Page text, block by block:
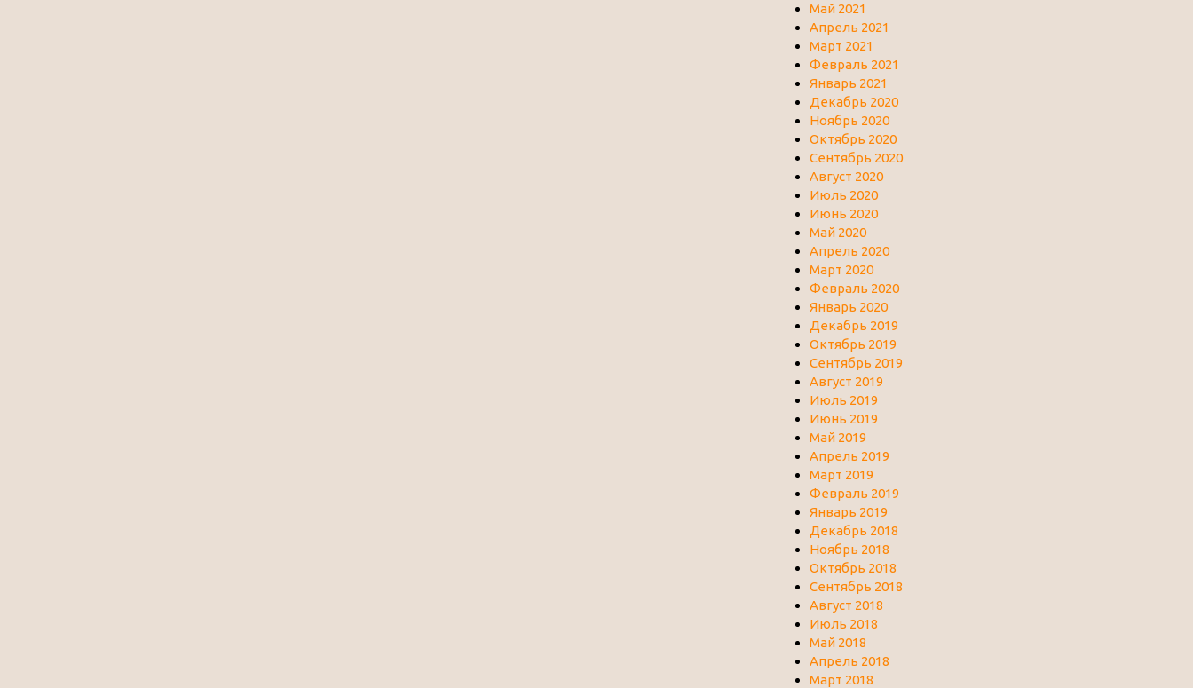
Май 2021
Апрель 2021
Март 2021
Февраль 2021
Январь 2021
Декабрь 2020
Ноябрь 2020
Октябрь 2020
Сентябрь 2020
Август 2020
Июль 2020
Июнь 2020
Май 2020
Апрель 2020
Март 2020
Февраль 2020
Январь 2020
Декабрь 2019
Октябрь 2019
Сентябрь 2019
Август 2019
Июль 2019
Июнь 2019
Май 2019
Апрель 2019
Март 2019
Февраль 2019
Январь 2019
Декабрь 2018
Ноябрь 2018
Октябрь 2018
Сентябрь 2018
Август 2018
Июль 2018
Май 2018
Апрель 2018
Март 2018